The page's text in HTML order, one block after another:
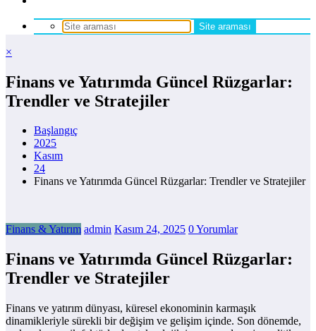
×
Finans ve Yatırımda Güncel Rüzgarlar:
Trendler ve Stratejiler
Başlangıç
2025
Kasım
24
Finans ve Yatırımda Güncel Rüzgarlar: Trendler ve Stratejiler
Finans & Yatırım admin Kasım 24, 2025 0 Yorumlar
Finans ve Yatırımda Güncel Rüzgarlar:
Trendler ve Stratejiler
Finans ve yatırım dünyası, küresel ekonominin karmaşık
dinamikleriyle sürekli bir değişim ve gelişim içinde. Son dönemde,